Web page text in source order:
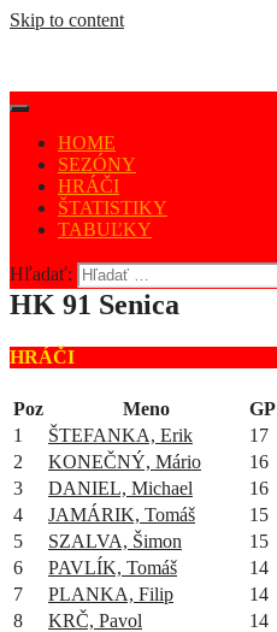
Skip to content
HOME
SEZÓNY
HRÁČI
ŠTATISTIKY
TABUĽKY
Hľadať:
HK 91 Senica
HRÁČI
Poz Meno GP
1
ŠTEFANKA, Erik 17
2
KONEČNÝ, Mário 16
3
DANIEL, Michael 16
4
JAMÁRIK, Tomáš 15
5
SZALVA, Šimon 15
6
PAVLÍK, Tomáš 14
7
PLANKA, Filip 14
8
KRČ, Pavol 14